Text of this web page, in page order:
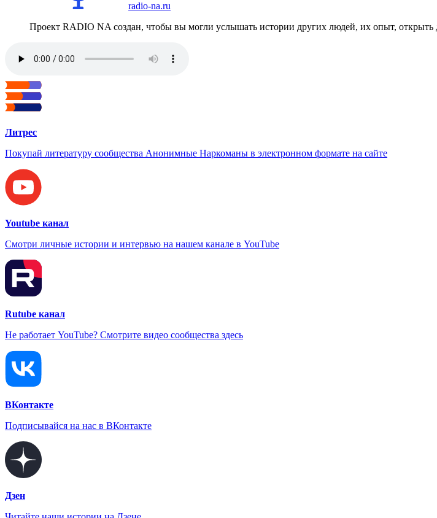
radio-na.ru
Проект RADIO NA создан, чтобы вы могли услышать истории других людей, их опыт,
Литрес
Покупай литературу сообщества Анонимные Наркоманы в электронном формате на сайте
Youtube канал
Смотри личные истории и интервью на нашем канале в YouTube
Rutube канал
Не работает YouTube? Смотрите видео сообщества здесь
ВКонтакте
Подписывайся на нас в ВКонтакте
Дзен